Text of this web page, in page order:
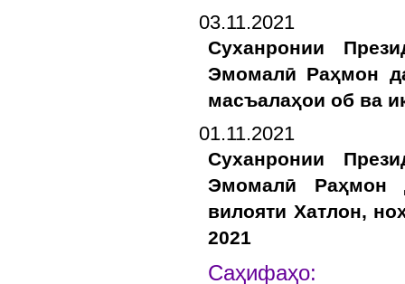
03.11.2021
Суханронии
Эмомалӣ Раҳмон
масъалаҳои об ва
01.11.2021
Суханронии
Эмомалӣ Раҳмон
вилояти Хатлон,
2021